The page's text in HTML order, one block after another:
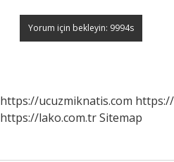
https://ucuzmiknatis.com
https://lako.com.trSitemap